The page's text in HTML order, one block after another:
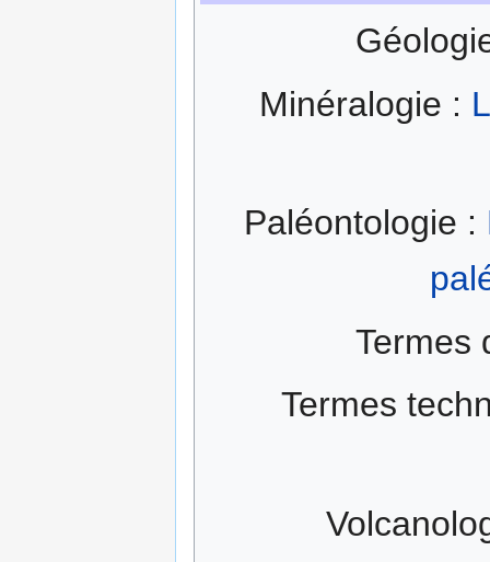
Minéralogie :
Paléontologie :
Termes
Termes